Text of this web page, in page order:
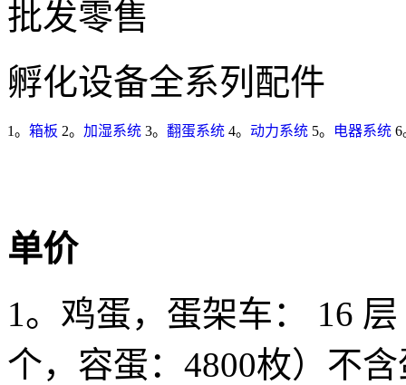
批发零售
孵化设备全系列配件
1。 箱板 2。 加湿系统 3。 翻蛋系统 4。 动力系统 5。 电器系统 6
单价
1。鸡蛋，蛋架车： 16
个，容蛋：4800枚）不